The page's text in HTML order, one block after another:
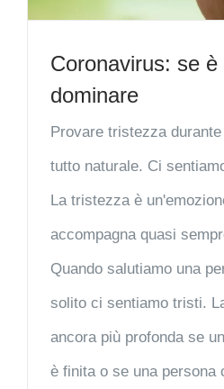
Coronavirus: se
dominare
Provare tristezza
tutto naturale. Ci
La tristezza è
accompagna quasi
Quando salutiamo una
solito ci sentiamo tristi.
ancora più profonda se
è finita o se una persona